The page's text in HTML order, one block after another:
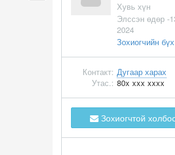
Хувь хүн
Элссэн өдөр -
2024
Зохиогчийн
Контакт: Дугаар харах
Утас.: 80x xxx xxxx
Зохиогчтой